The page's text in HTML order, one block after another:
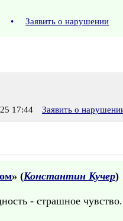
• Заявить о нарушении
17:44 Заявить о
» (Константин Кучер)
- страшное